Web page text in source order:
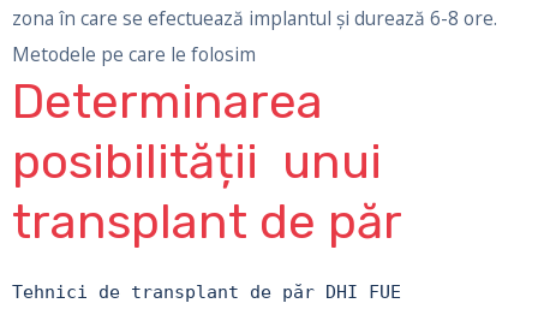
zona în care se efectuează implantul şi durează 6-8 ore.
Metodele pe care le folosim
Determinarea
posibilității unui
transplant de păr
Tehnici de transplant de păr DHI FUE